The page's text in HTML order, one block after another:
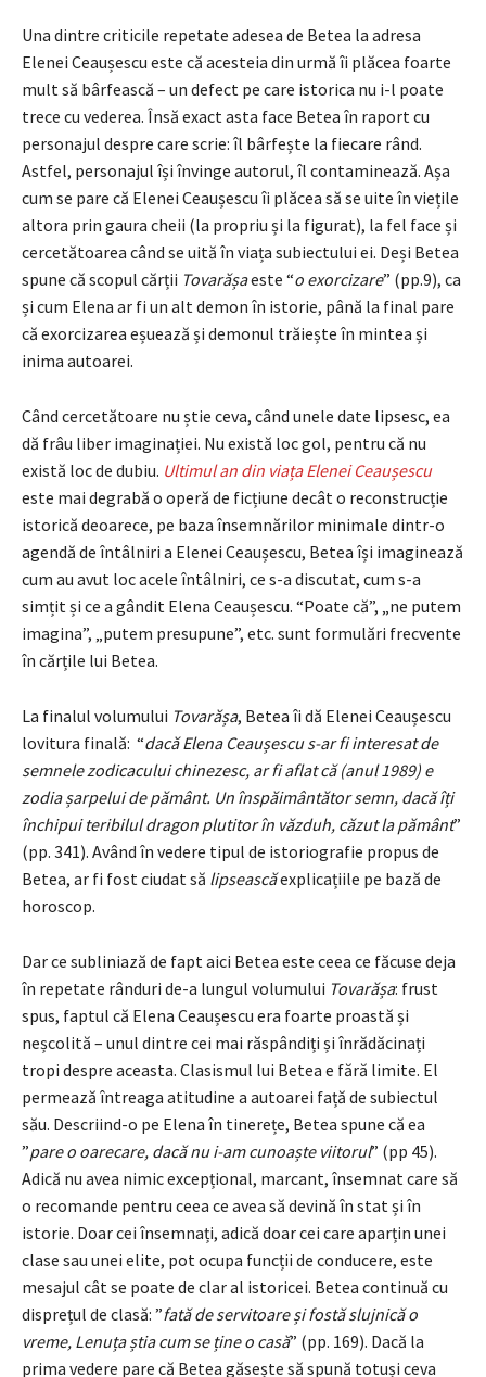
Una dintre criticile repetate adesea de Betea la adresa
Elenei Ceaușescu este că acesteia din urmă îi plăcea foarte
mult să bârfească – un defect pe care istorica nu i-l poate
trece cu vederea. Însă exact asta face Betea în raport cu
personajul despre care scrie: îl bârfește la fiecare rând.
Astfel, personajul își învinge autorul, îl contaminează. Așa
cum se pare că Elenei Ceaușescu îi plăcea să se uite în viețile
altora prin gaura cheii (la propriu și la figurat), la fel face și
cercetătoarea când se uită în viața subiectului ei. Deși Betea
spune că scopul cărții Tovarășaeste “o exorcizare” (pp.9), ca
și cum Elena ar fi un alt demon în istorie, până la final pare
că exorcizarea eșuează și demonul trăiește în mintea și
inima autoarei.
Când cercetătoare nu știe ceva, când unele date lipsesc, ea
dă frâu liber imaginației. Nu există loc gol, pentru că nu
există loc de dubiu. Ultimul an din viața Elenei Ceaușescu
este mai degrabă o operă de ficțiune decât o reconstrucție
istorică deoarece, pe baza însemnărilor minimale dintr-o
agendă de întâlniri a Elenei Ceaușescu, Betea își imaginează
cum au avut loc acele întâlniri, ce s-a discutat, cum s-a
simțit și ce a gândit Elena Ceaușescu. “Poate că”, „ne putem
imagina”, „putem presupune”, etc. sunt formulări frecvente
în cărțile lui Betea.
La finalul volumului Tovarășa, Betea îi dă Elenei Ceaușescu
lovitura finală: “dacă Elena Ceaușescu s-ar fi interesat de
semnele zodicacului chinezesc, ar fi aflat că (anul 1989) e
zodia șarpelui de pământ. Un înspăimântător semn, dacă îți
închipui teribilul dragon plutitor în văzduh, căzut la pământ”
(pp. 341). Având în vedere tipul de istoriografie propus de
Betea, ar fi fost ciudat să lipseascăexplicațiile pe bază de
horoscop.
Dar ce subliniază de fapt aici Betea este ceea ce făcuse deja
în repetate rânduri de-a lungul volumului Tovarășa: frust
spus, faptul că Elena Ceaușescu era foarte proastă și
neșcolită – unul dintre cei mai răspândiți și înrădăcinați
tropi despre aceasta. Clasismul lui Betea e fără limite. El
permează întreaga atitudine a autoarei față de subiectul
său. Descriind-o pe Elena în tinerețe, Betea spune că ea
”pare o oarecare, dacă nu i-am cunoaște viitorul” (pp 45).
Adică nu avea nimic excepțional, marcant, însemnat care să
o recomande pentru ceea ce avea să devină în stat și în
istorie. Doar cei însemnați, adică doar cei care aparțin unei
clase sau unei elite, pot ocupa funcții de conducere, este
mesajul cât se poate de clar al istoricei. Betea continuă cu
disprețul de clasă: ”fată de servitoare și fostă slujnică o
vreme, Lenuța știa cum se ține o casă” (pp. 169). Dacă la
prima vedere pare că Betea găsește să spună totuși ceva